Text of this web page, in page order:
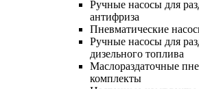
Ручные насосы для
антифриза
Пневматические
Ручные насосы для
дизельного топлива
Маслораздаточные
комплекты